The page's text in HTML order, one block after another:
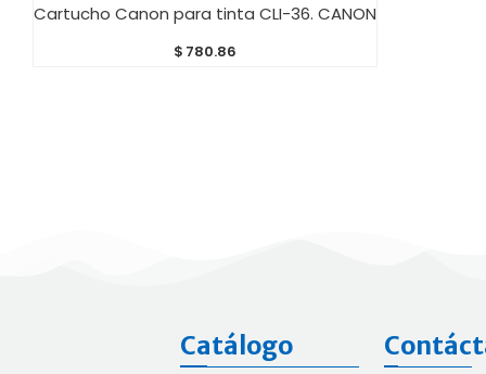
Cartucho Canon para tinta CLI-36. CANON
$ 780.86
Catálogo